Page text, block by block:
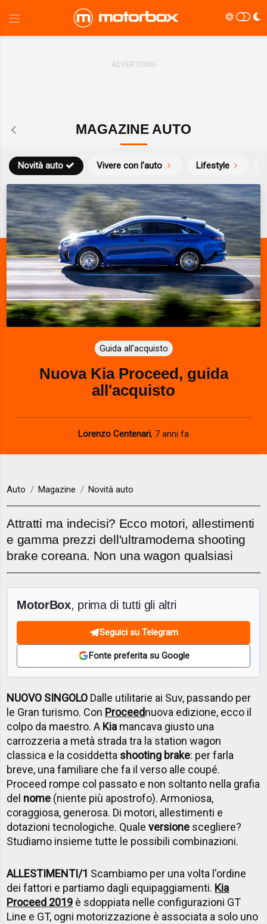
MAGAZINE AUTO
Novità auto Vivere con l'auto Lifestyle
Guida all'acquisto
Nuova Kia Proceed, guida
all'acquisto
Lorenzo Centenari, 7 anni fa
Auto Magazine Novità auto
Attratti ma indecisi? Ecco motori, allestimenti
e gamma prezzi dell'ultramoderna shooting
brake coreana. Non una wagon qualsiasi
MotorBox, prima di tutti gli altri
Seguici su Telegram
Fonte preferita su Google
NUOVO SINGOLO Dalle utilitarie ai Suv, passando per
le Gran turismo. Con Proceednuova edizione, ecco il
colpo da maestro. A Kia mancava giusto una
carrozzeria a metà strada tra la station wagon
classica e la cosiddetta shooting brake: per farla
breve, una familiare che fa il verso alle coupé.
Proceed rompe col passato e non soltanto nella grafia
del nome (niente più apostrofo). Armoniosa,
coraggiosa, generosa. Di motori, allestimenti e
dotazioni tecnologiche. Qualeversione scegliere?
Studiamo insieme tutte le possibili combinazioni.
ALLESTIMENTI/1 Scambiamo per una volta l'ordine
dei fattori e partiamo dagli equipaggiamenti. Kia
Proceed 2019 è sdoppiata nelle configurazioni GT
Line e GT, ogni motorizzazione è associata a solo uno